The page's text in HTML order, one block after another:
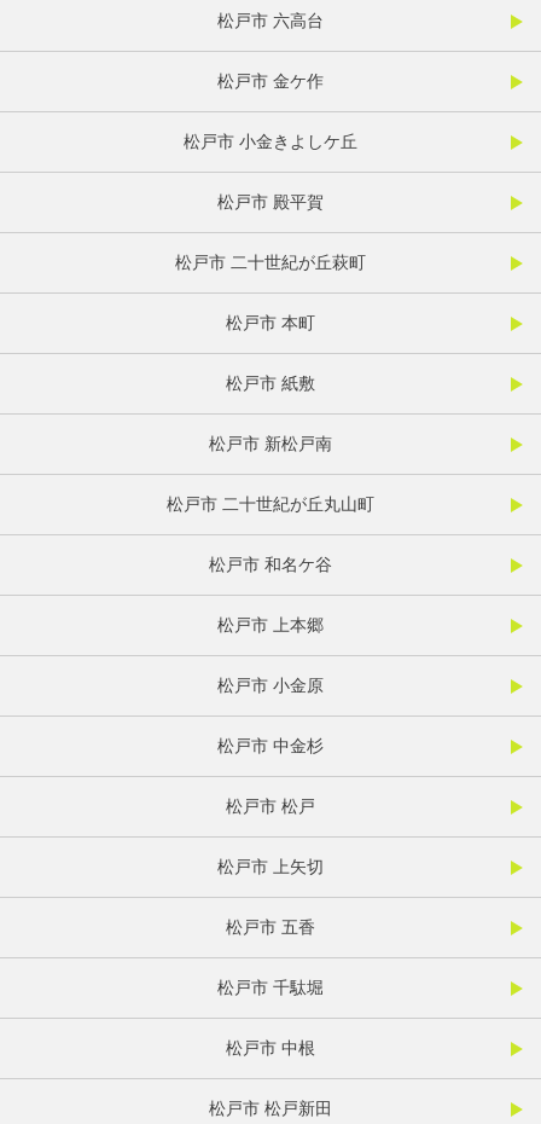
松戸市 六高台
松戸市 金ケ作
松戸市 小金きよしケ丘
松戸市 殿平賀
松戸市 二十世紀が丘萩町
松戸市 本町
松戸市 紙敷
松戸市 新松戸南
松戸市 二十世紀が丘丸山町
松戸市 和名ケ谷
松戸市 上本郷
松戸市 小金原
松戸市 中金杉
松戸市 松戸
松戸市 上矢切
松戸市 五香
松戸市 千駄堀
松戸市 中根
松戸市 松戸新田